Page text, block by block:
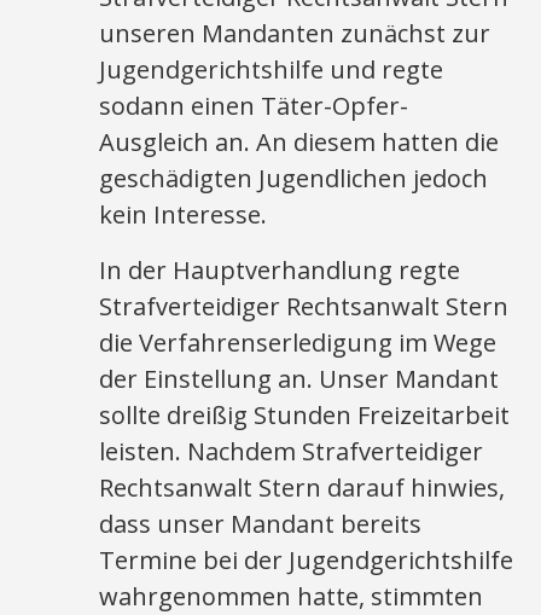
unseren Mandanten zunächst zur
Jugendgerichtshilfe und regte
sodann einen Täter-Opfer-
Ausgleich an. An diesem hatten die
geschädigten Jugendlichen jedoch
kein Interesse.
In der Hauptverhandlung regte
Strafverteidiger Rechtsanwalt Stern
die Verfahrenserledigung im Wege
der Einstellung an. Unser Mandant
sollte dreißig Stunden Freizeitarbeit
leisten. Nachdem Strafverteidiger
Rechtsanwalt Stern darauf hinwies,
dass unser Mandant bereits
Termine bei der Jugendgerichtshilfe
wahrgenommen hatte, stimmten